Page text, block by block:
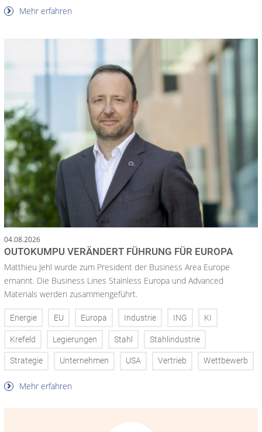
Mehr erfahren
04.08.2026
OUTOKUMPU VERÄNDERT FÜHRUNG FÜR EUROPA
Matthieu Jehl wurde zum President der Business Area Europe
ernannt. Die Business Lines Stainless Europa und Advanced
Materials werden zusammengeführt.
Energie EU Europa Industrie ING KI
Krefeld Legierungen Stahl Stahlindustrie
Strategie Unternehmen USA Vertrieb Wettbewerb
Mehr erfahren